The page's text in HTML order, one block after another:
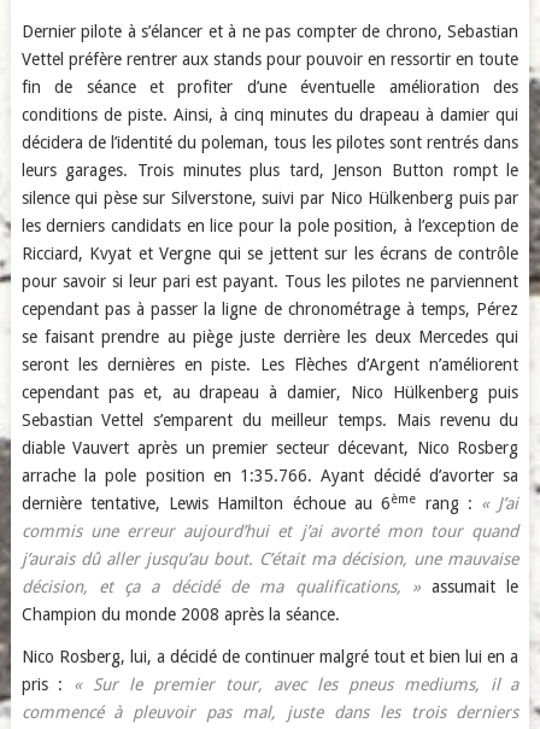
Dernier pilote à s’élancer et à ne pas compter de chrono, Sebastian
Vettel préfère rentrer aux stands pour pouvoir en ressortir en toute
fin de séance et profiter d’une éventuelle amélioration des
conditions de piste. Ainsi, à cinq minutes du drapeau à damier qui
décidera de l’identité du poleman, tous les pilotes sont rentrés dans
leurs garages. Trois minutes plus tard, Jenson Button rompt le
silence qui pèse sur Silverstone, suivi par Nico Hülkenberg puis par
les derniers candidats en lice pour la pole position, à l’exception de
Ricciard, Kvyat et Vergne qui se jettent sur les écrans de contrôle
pour savoir si leur pari est payant. Tous les pilotes ne parviennent
cependant pas à passer la ligne de chronométrage à temps, Pérez
se faisant prendre au piège juste derrière les deux Mercedes qui
seront les dernières en piste. Les Flèches d’Argent n’améliorent
cependant pas et, au drapeau à damier, Nico Hülkenberg puis
Sebastian Vettel s’emparent du meilleur temps. Mais revenu du
diable Vauvert après un premier secteur décevant, Nico Rosberg
arrache la pole position en 1:35.766. Ayant décidé d’avorter sa
dernière tentative, Lewis Hamilton échoue au 6ème rang : « J’ai
commis une erreur aujourd’hui et j’ai avorté mon tour quand
j’aurais dû aller jusqu’au bout. C’était ma décision, une mauvaise
décision, et ça a décidé de ma qualifications, »assumait le
Champion du monde 2008 après la séance.
Nico Rosberg, lui, a décidé de continuer malgré tout et bien lui en a
pris : « Sur le premier tour, avec les pneus mediums, il a
commencé à pleuvoir pas mal, juste dans les trois derniers